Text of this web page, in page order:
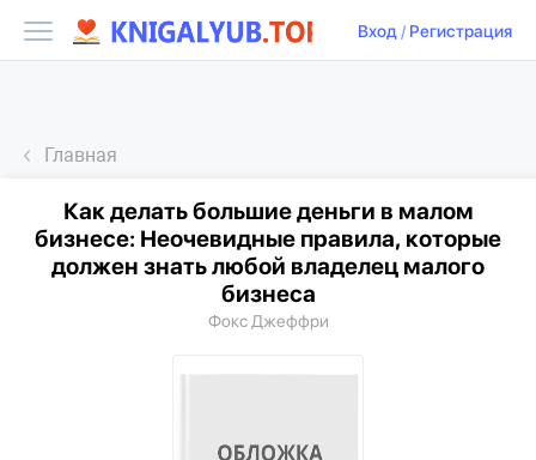
Вход/ Регистрация
Главная
Как делать большие деньги в малом
бизнесе: Неочевидные правила, которые
должен знать любой владелец малого
бизнеса
Фокс Джеффри